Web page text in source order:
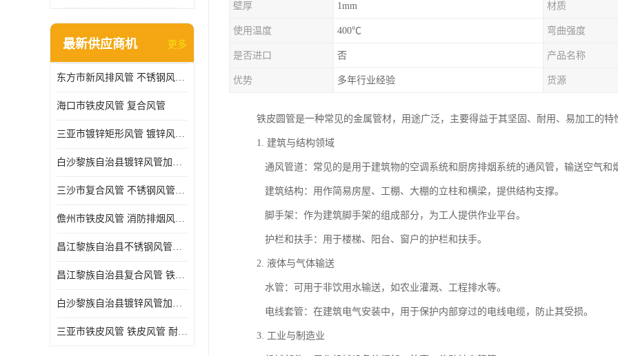
最新供应商机 更多
东方市新风排风管 不锈钢风管加工
海口市铁皮风管 复合风管
三亚市镀锌矩形风管 镀锌风管加工厂
白沙黎族自治县镀锌风管加工厂 铁皮风管 耐腐蚀
三沙市复合风管 不锈钢风管加工 做急单
儋州市铁皮风管 消防排烟风管 耐腐蚀
昌江黎族自治县不锈钢风管加工 镀锌螺旋风管加工厂
昌江黎族自治县复合风管 铁皮风管
白沙黎族自治县镀锌风管加工厂 新风排风管
三亚市铁皮风管 铁皮风管 耐腐蚀
壁厚 1mm 材质
使用温度 400℃ 弯曲强度
是否进口 否 产品名称
优势 多年行业经验 货源
铁皮圆管是一种常见的金属管材，用途广泛，主要得益于其坚固、耐用、易加工的
1. 建筑与结构领域
通风管道：常见的是用于建筑物的空调系统和厨房排烟系统的通风管，输送空气和
建筑结构：用作简易房屋、工棚、大棚的立柱和横梁，提供结构支撑。
脚手架：作为建筑脚手架的组成部分，为工人提供作业平台。
护栏和扶手：用于楼梯、阳台、窗户的护栏和扶手。
2. 液体与气体输送
水管：可用于非饮用水输送，如农业灌溉、工程排水等。
电线套管：在建筑电气安装中，用于保护内部穿过的电线电缆，防止其受损。
3. 工业与制造业